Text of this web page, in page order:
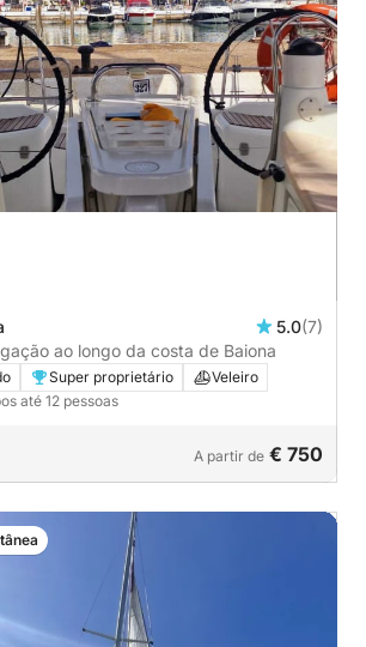
5.0(7)
ao longo da costa de Baiona
Super proprietário
Veleiro
até 12 pessoas
A partir de € 750